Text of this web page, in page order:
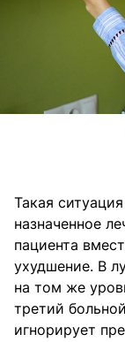
Такая
назначенное
пациента
ухудшение. В
на том же
третий
игнорирует